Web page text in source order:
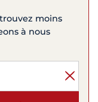
moins
à nous